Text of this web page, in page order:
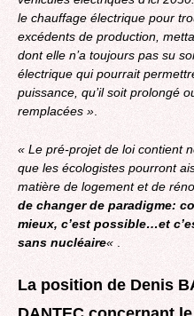
le chauffage électrique pour
excédents de production,
dont elle n’a toujours pas su
électrique qui pourrait
puissance, qu’il soit prolongé
remplacées »
« Le pré-projet de loi contient
que les écologistes pourront
matière de logement et de
de changer de paradigme:
mieux, c’est possible…et
sans nucléaire«
La position de Denis